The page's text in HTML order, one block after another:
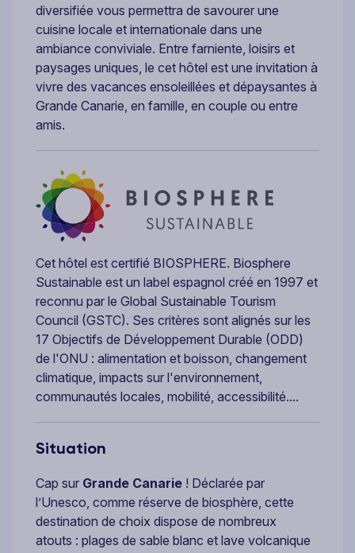
diversifiée vous permettra de savourer une
cuisine locale et internationale dans une
ambiance conviviale. Entre farniente, loisirs et
paysages uniques, le cet hôtel est une invitation à
vivre des vacances ensoleillées et dépaysantes à
Grande Canarie, en famille, en couple ou entre
amis.
Cet hôtel est certifié BIOSPHERE. Biosphere
Sustainable est un label espagnol créé en 1997 et
reconnu par le Global Sustainable Tourism
Council (GSTC). Ses critères sont alignés sur les
17 Objectifs de Développement Durable (ODD)
de l'ONU : alimentation et boisson, changement
climatique, impacts sur l'environnement,
communautés locales, mobilité, accessibilité....
Situation
Cap sur Grande Canarie ! Déclarée par
l’Unesco, comme réserve de biosphère, cette
destination de choix dispose de nombreux
atouts : plages de sable blanc et lave volcanique